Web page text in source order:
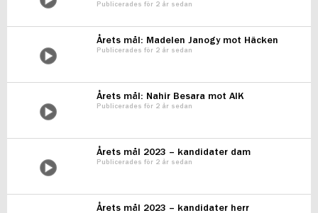
Publicerades för 2 år sedan
Årets mål: Madelen Janogy mot Häcken
Publicerades för 2 år sedan
Årets mål: Nahir Besara mot AIK
Publicerades för 2 år sedan
Årets mål 2023 – kandidater dam
Publicerades för 2 år sedan
Årets mål 2023 – kandidater herr